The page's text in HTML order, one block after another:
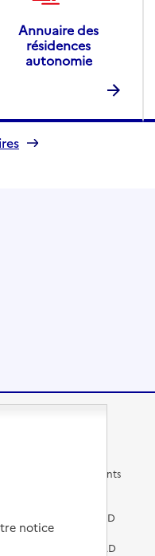
Annuaire des
résidences
autonomie
différents établissements
l'entrée en EHPAD
financières en EHPAD
notice